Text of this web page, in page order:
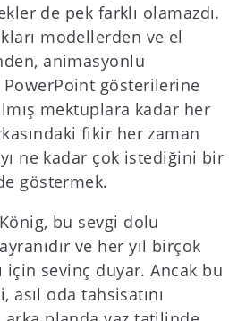
de pek farklı olamazdı.
modellerden ve el
animasyonlu
gösterilerine
mektuplara kadar her
fikir her zaman
ne kadar çok istediğini bir
göstermek.
bu sevgi dolu
ve her yıl birçok
için sevinç duyar. Ancak bu
asıl oda tahsisatını